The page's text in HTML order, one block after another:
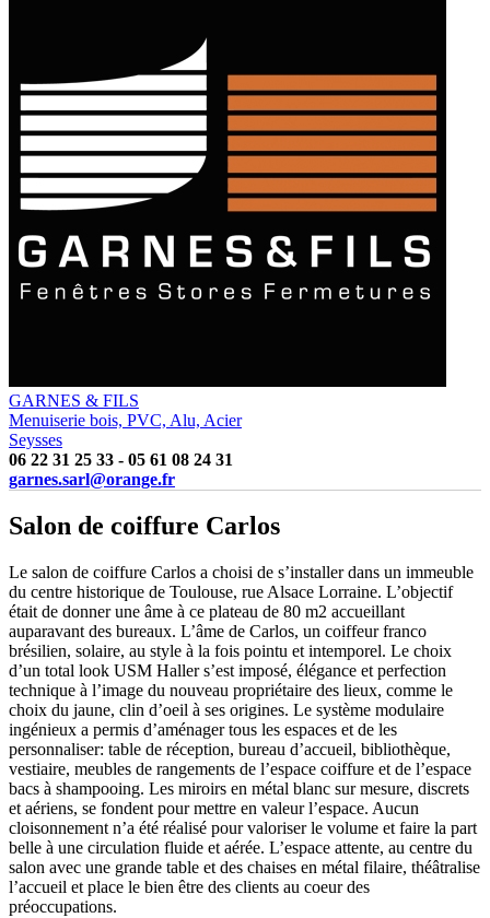
GARNES & FILS
Menuiserie bois, PVC, Alu, Acier
Seysses
06 22 31 25 33 - 05 61 08 24 31
garnes.sarl@orange.fr
Salon de coiffure Carlos
Le salon de coiffure Carlos a choisi de s’installer dans un immeuble
du centre historique de Toulouse, rue Alsace Lorraine. L’objectif
était de donner une âme à ce plateau de 80 m2 accueillant
auparavant des bureaux. L’âme de Carlos, un coiffeur franco
brésilien, solaire, au style à la fois pointu et intemporel. Le choix
d’un total look USM Haller s’est imposé, élégance et perfection
technique à l’image du nouveau propriétaire des lieux, comme le
choix du jaune, clin d’oeil à ses origines. Le système modulaire
ingénieux a permis d’aménager tous les espaces et de les
personnaliser: table de réception, bureau d’accueil, bibliothèque,
vestiaire, meubles de rangements de l’espace coiffure et de l’espace
bacs à shampooing. Les miroirs en métal blanc sur mesure, discrets
et aériens, se fondent pour mettre en valeur l’espace. Aucun
cloisonnement n’a été réalisé pour valoriser le volume et faire la part
belle à une circulation fluide et aérée. L’espace attente, au centre du
salon avec une grande table et des chaises en métal filaire, théâtralise
l’accueil et place le bien être des clients au coeur des
préoccupations.